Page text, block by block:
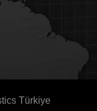
Türkiye